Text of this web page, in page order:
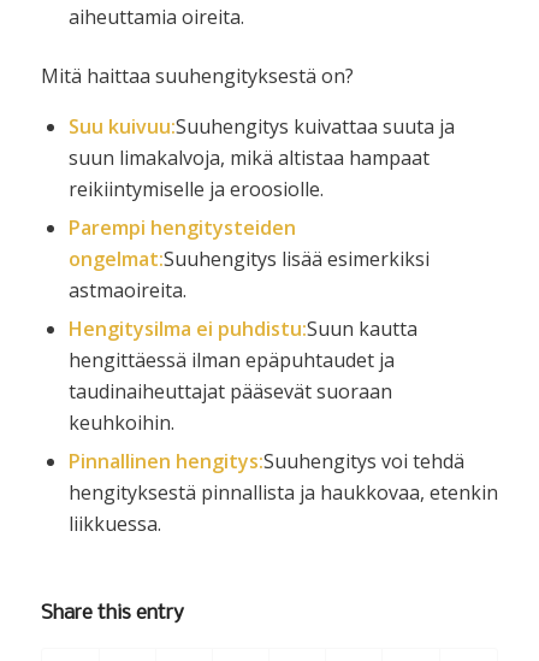
aiheuttamia oireita.
Mitä haittaa suuhengityksestä on?
Suu kuivuu:Suuhengitys kuivattaa suuta ja
suun limakalvoja, mikä altistaa hampaat
reikiintymiselle ja eroosiolle.
Parempi hengitysteiden
ongelmat:Suuhengitys lisää esimerkiksi
astmaoireita.
Hengitysilma ei puhdistu:Suun kautta
hengittäessä ilman epäpuhtaudet ja
taudinaiheuttajat pääsevät suoraan
keuhkoihin.
Pinnallinen hengitys:Suuhengitys voi tehdä
hengityksestä pinnallista ja haukkovaa, etenkin
liikkuessa.
Share this entry